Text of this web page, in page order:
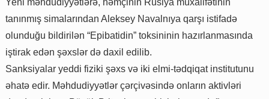
Yeni məhdudiyyətlərə, həmçinin Rusiya müxalifətinin
tanınmış simalarından Aleksey Navalnıya qarşı istifadə
olunduğu bildirilən “Epibatidin” toksininin hazırlanmasında
iştirak edən şəxslər də daxil edilib.
Sanksiyalar yeddi fiziki şəxs və iki elmi-tədqiqat institutunu
əhatə edir. Məhdudiyyətlər çərçivəsində onların aktivləri